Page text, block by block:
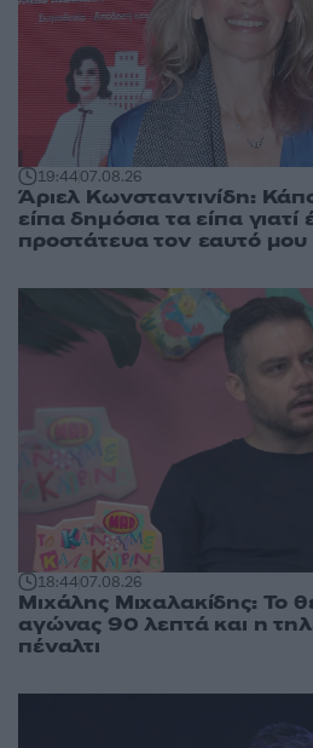
19:4407.08.26
Άριελ Κωνσταντινίδη:
είπα δημόσια τα είπα γιατί
προστάτευα τον εαυτό μου
18:4407.08.26
Μιχάλης Μιχαλακίδης: Το
αγώνας 90 λεπτά και η
πέναλτι